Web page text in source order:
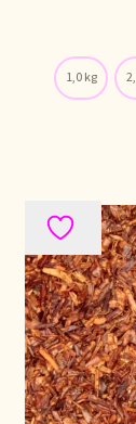
Seguridad
Shipping and
Sortiment
Stock matters
1,0 kg